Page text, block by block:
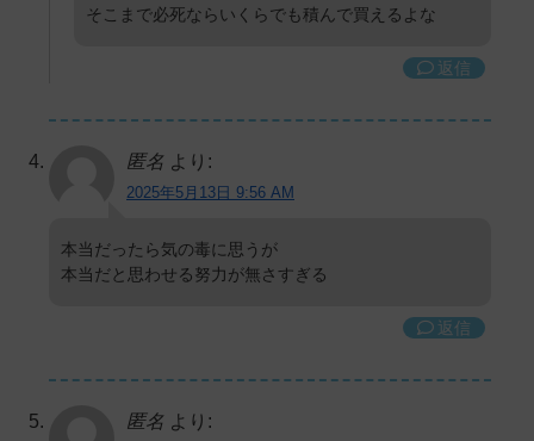
そこまで必死ならいくらでも積んで買えるよな
返信
匿名 より:
2025年5月13日 9:56 AM
本当だったら気の毒に思うが
本当だと思わせる努力が無さすぎる
返信
匿名 より: